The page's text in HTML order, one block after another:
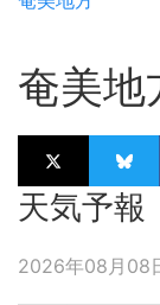
奄美地
天気予報
2026年08月08